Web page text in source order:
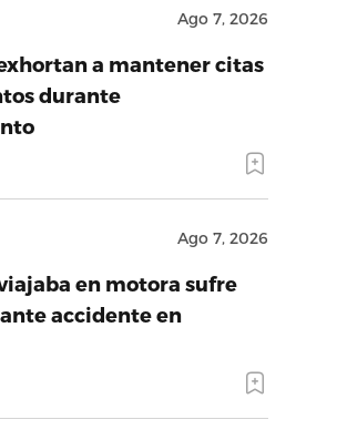
Ago 7, 2026
a mantener citas
durante
Ago 7, 2026
en motora sufre
accidente en